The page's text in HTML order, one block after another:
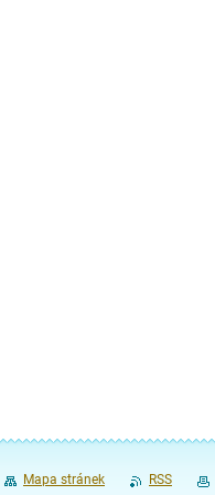
Mapa stránek RSS